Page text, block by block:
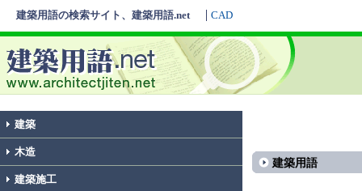
建築用語の検索サイト、建築用語.net CAD
建築
木造
建築施工
建築用語